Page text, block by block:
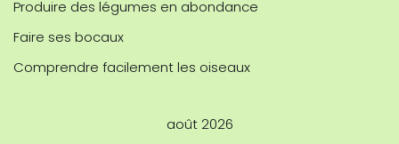
Produire des légumes en abondance
Faire ses bocaux
Comprendre facilement les oiseaux
août 2026